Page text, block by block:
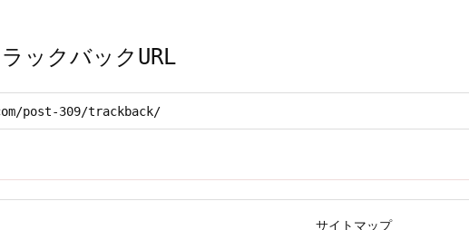
ックバックURL
サイトマップ